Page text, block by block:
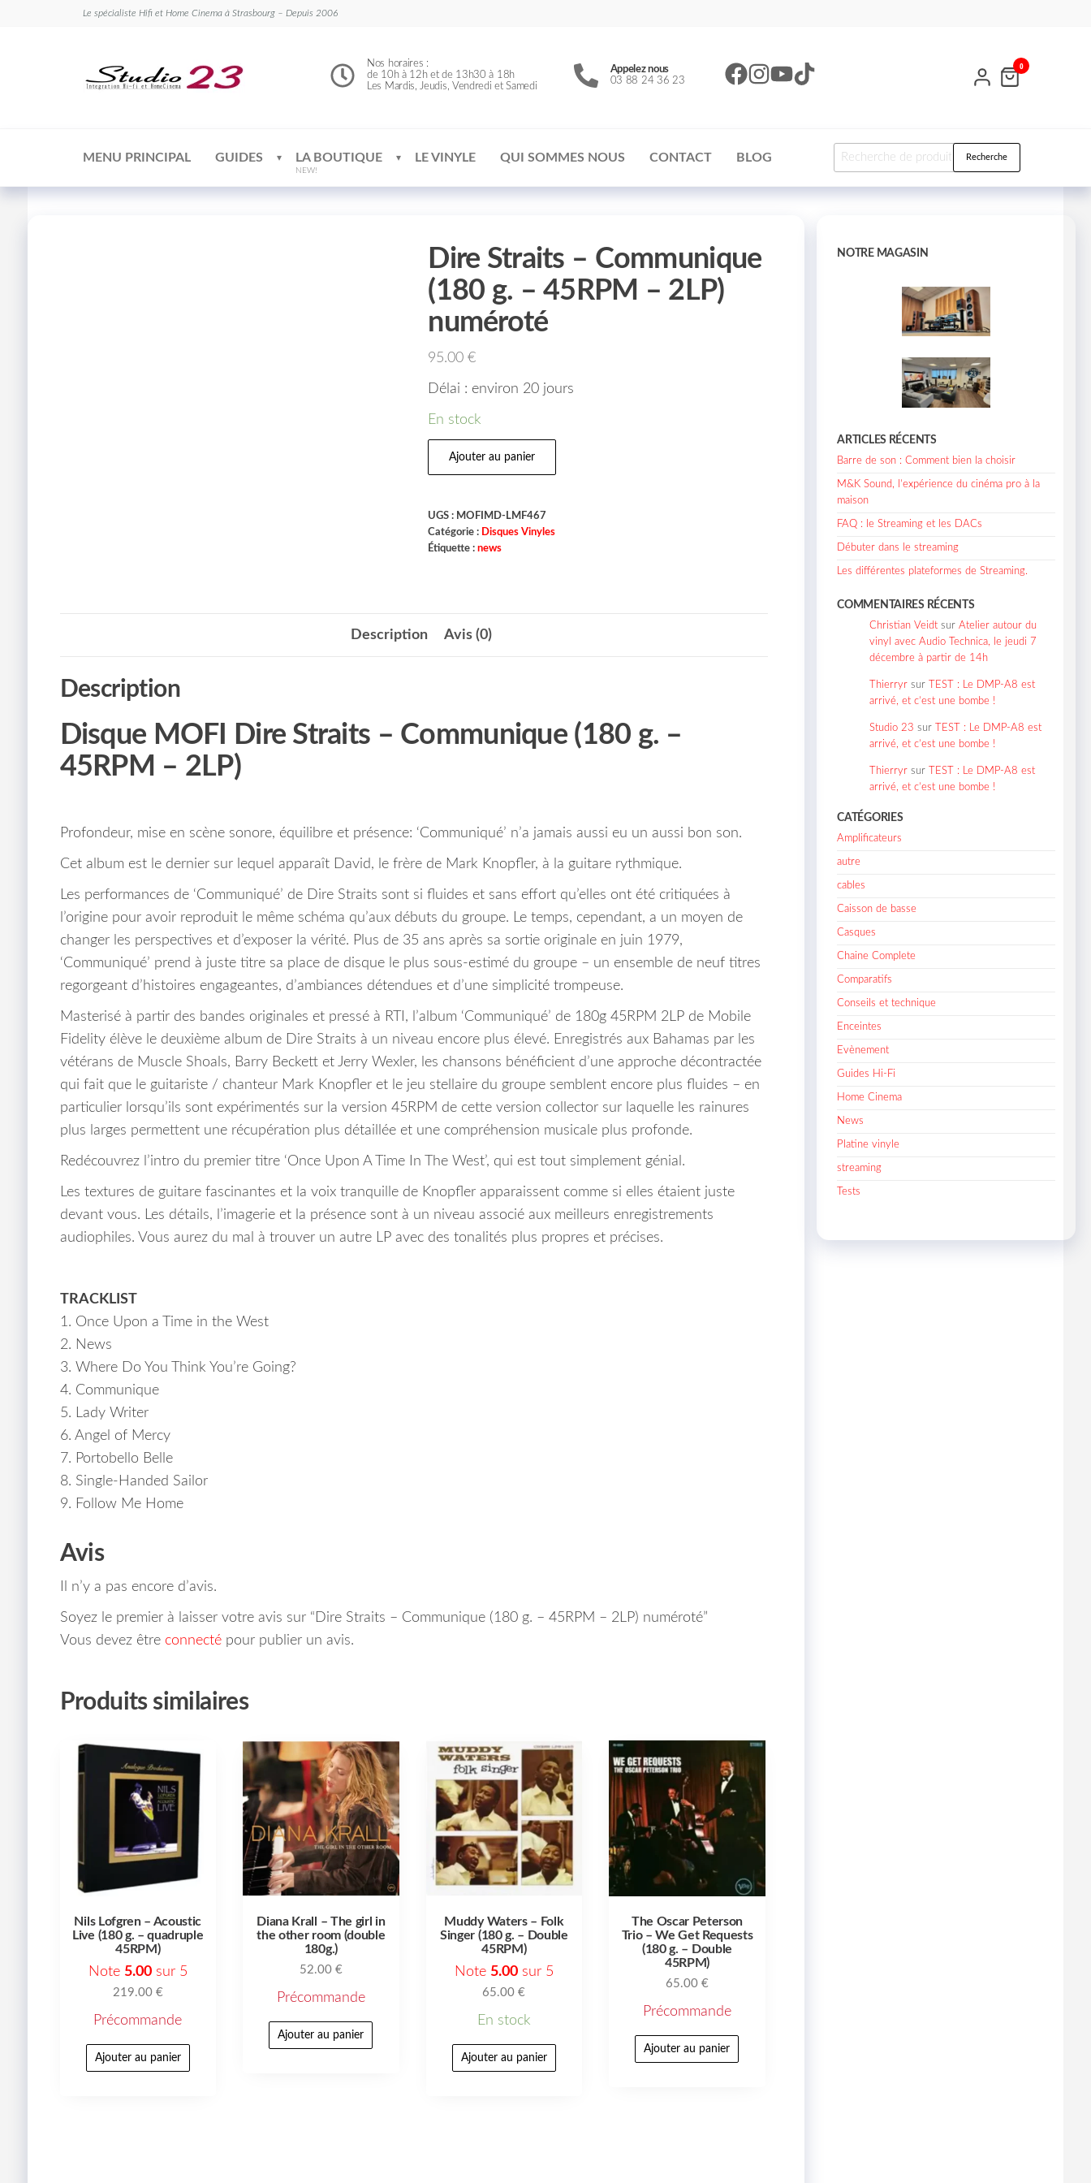
Le spécialiste Hifi et Home Cinema à Strasbourg – Depuis 2006
Nos horaires :
de 10h à 12h et de 13h30 à 18h
Les Mardis, Jeudis, Vendredi et Samedi
Appelez nous
03 88 24 36 23
0
MENU PRINCIPAL GUIDES LA BOUTIQUE
NEW!
LE VINYLE QUI SOMMES NOUS CONTACT BLOG Recherche
Dire Straits – Communique
(180 g. – 45RPM – 2LP)
numéroté
95.00€
Délai : environ 20 jours
En stock
Ajouter au panier
UGS : MOFIMD-LMF467
Catégorie : Disques Vinyles
Étiquette :news
Description Avis (0)
Description
Disque MOFI Dire Straits – Communique (180 g. –
45RPM – 2LP)
Profondeur, mise en scène sonore, équilibre et présence: ‘Communiqué’ n’a jamais aussi eu un aussi bon son.
Cet album est le dernier sur lequel apparaît David, le frère de Mark Knopfler, à la guitare rythmique.
Les performances de ‘Communiqué’ de Dire Straits sont si fluides et sans effort qu’elles ont été critiquées à
l’origine pour avoir reproduit le même schéma qu’aux débuts du groupe. Le temps, cependant, a un moyen de
changer les perspectives et d’exposer la vérité. Plus de 35 ans après sa sortie originale en juin 1979,
‘Communiqué’ prend à juste titre sa place de disque le plus sous-estimé du groupe – un ensemble de neuf titres
regorgeant d’histoires engageantes, d’ambiances détendues et d’une simplicité trompeuse.
Masterisé à partir des bandes originales et pressé à RTI, l’album ‘Communiqué’ de 180g 45RPM 2LP de Mobile
Fidelity élève le deuxième album de Dire Straits à un niveau encore plus élevé. Enregistrés aux Bahamas par les
vétérans de Muscle Shoals, Barry Beckett et Jerry Wexler, les chansons bénéficient d’une approche décontractée
qui fait que le guitariste / chanteur Mark Knopfler et le jeu stellaire du groupe semblent encore plus fluides – en
particulier lorsqu’ils sont expérimentés sur la version 45RPM de cette version collector sur laquelle les rainures
plus larges permettent une récupération plus détaillée et une compréhension musicale plus profonde.
Redécouvrez l’intro du premier titre ‘Once Upon A Time In The West’, qui est tout simplement génial.
Les textures de guitare fascinantes et la voix tranquille de Knopfler apparaissent comme si elles étaient juste
devant vous. Les détails, l’imagerie et la présence sont à un niveau associé aux meilleurs enregistrements
audiophiles. Vous aurez du mal à trouver un autre LP avec des tonalités plus propres et précises.
TRACKLIST
1. Once Upon a Time in the West
2. News
3. Where Do You Think You’re Going?
4. Communique
5. Lady Writer
6. Angel of Mercy
7. Portobello Belle
8. Single-Handed Sailor
9. Follow Me Home
Avis
Il n’y a pas encore d’avis.
Soyez le premier à laisser votre avis sur “Dire Straits – Communique (180 g. – 45RPM – 2LP) numéroté”
Vous devez être connectépour publier un avis.
Produits similaires
Nils Lofgren – Acoustic
Live (180 g. – quadruple
45RPM)
Note 5.00sur 5
219.00 €
Précommande
Ajouter au panier
Diana Krall – The girl in
the other room (double
180g.)
52.00 €
Précommande
Ajouter au panier
Muddy Waters – Folk
Singer (180 g. – Double
45RPM)
Note 5.00sur 5
65.00€
En stock
Ajouter au panier
The Oscar Peterson
Trio – We Get Requests
(180 g. – Double
45RPM)
65.00 €
Précommande
Ajouter au panier
NOTRE MAGASIN
ARTICLES RÉCENTS
Barre de son : Comment bien la choisir
M&K Sound, l’expérience du cinéma pro à la
maison
FAQ : le Streaming et les DACs
Débuter dans le streaming
Les différentes plateformes de Streaming.
COMMENTAIRES RÉCENTS
Christian Veidt surAtelier autour du
vinyl avec Audio Technica, le jeudi 7
décembre à partir de 14h
Thierryr sur
TEST : Le DMP-A8 est
arrivé, et c’est une bombe !
Studio 23 sur
TEST : Le DMP-A8 est
arrivé, et c’est une bombe !
Thierryr sur
TEST : Le DMP-A8 est
arrivé, et c’est une bombe !
CATÉGORIES
Amplificateurs
autre
cables
Caisson de basse
Casques
Chaine Complete
Comparatifs
Conseils et technique
Enceintes
Evènement
Guides Hi-Fi
Home Cinema
News
Platine vinyle
streaming
Tests